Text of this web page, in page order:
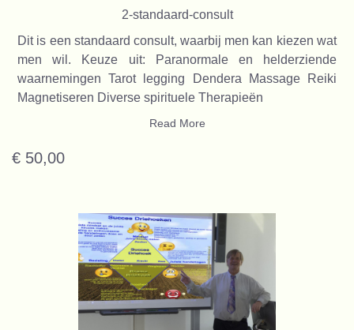
2-standaard-consult
Dit is een standaard consult, waarbij men kan kiezen wat
men wil. Keuze uit: Paranormale en helderziende
waarnemingen Tarot legging Dendera Massage Reiki
Magnetiseren Diverse spirituele Therapieën
Read More
€ 50,00